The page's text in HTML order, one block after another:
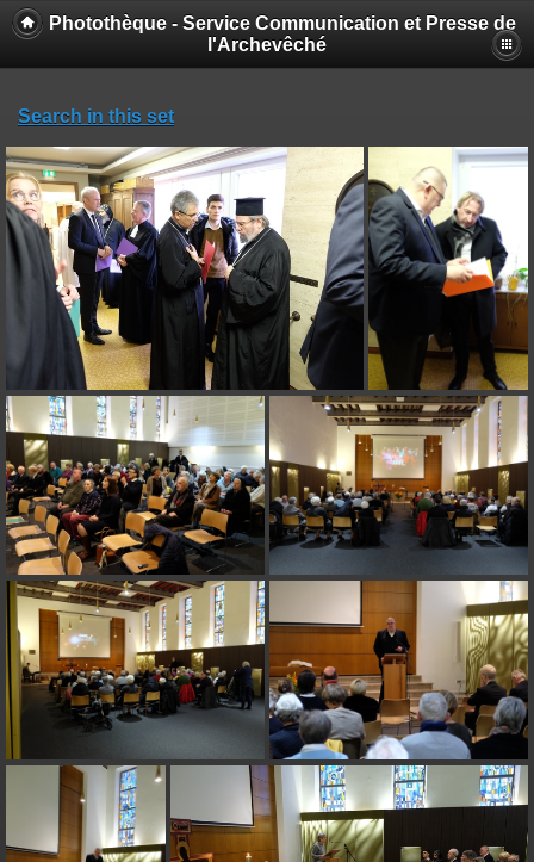
Photothèque - Service Communication et Presse de
l'Archevêché
Search in this set